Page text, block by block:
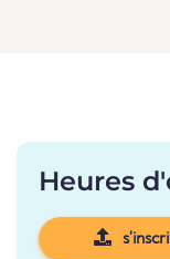
Heures